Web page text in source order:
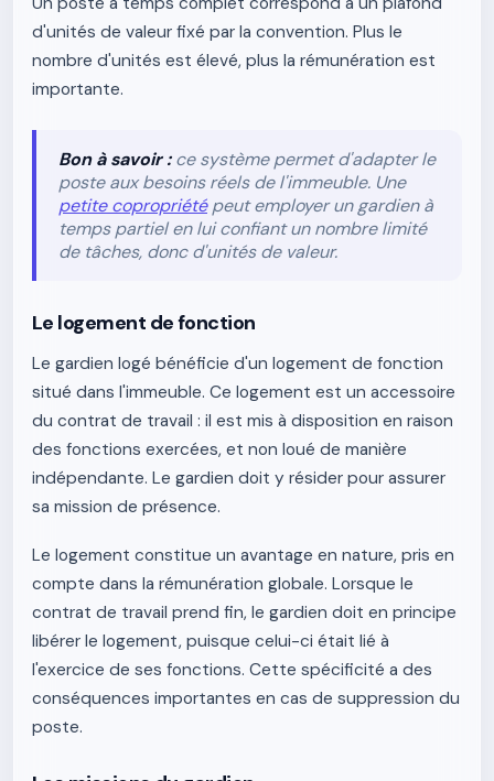
d'unités de valeur fixé par la convention. Plus le
nombre d'unités est élevé, plus la rémunération est
importante.
Bon à savoir :ce système permet d'adapter le
poste aux besoins réels de l'immeuble. Une
petite copropriétépeut employer un gardien à
temps partiel en lui confiant un nombre limité
de tâches, donc d'unités de valeur.
Le logement de fonction
Le gardien logé bénéficie d'un logement de fonction
situé dans l'immeuble. Ce logement est un accessoire
du contrat de travail : il est mis à disposition en raison
des fonctions exercées, et non loué de manière
indépendante. Le gardien doit y résider pour assurer
sa mission de présence.
Le logement constitue un avantage en nature, pris en
compte dans la rémunération globale. Lorsque le
contrat de travail prend fin, le gardien doit en principe
libérer le logement, puisque celui-ci était lié à
l'exercice de ses fonctions. Cette spécificité a des
conséquences importantes en cas de suppression du
poste.